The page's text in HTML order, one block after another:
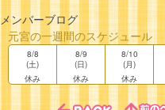
メンバーブログ
元宮の一週間のスケジュール
8/8
(土)
休み
8/9
(日)
休み
8/10
(月)
休み